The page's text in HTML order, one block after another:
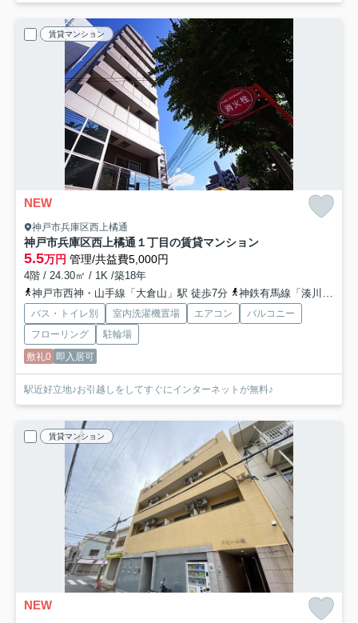
賃貸マンション
NEW
神戸市兵庫区西上橘通
神戸市兵庫区西上橘通１丁目の賃貸マンション
5.5万円 管理/共益費5,000円
4階 / 24.30㎡ / 1K /築18年
神戸市西神・山手線「大倉山」駅 徒歩7分
神鉄有馬線「湊川」駅 徒歩8分
バス・トイレ別 室内洗濯機置場 エアコン
バルコニー
フローリング
駐輪場
敷礼0 即入居可
駅近好立地♪お引越しをしてすぐにインターネットが無料♪
賃貸マンション
NEW